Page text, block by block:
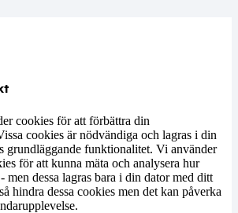
cookies för att förbättra din
cookies är nödvändiga och lagras i din
grundläggande funktionalitet. Vi använder
för att kunna mäta och analysera hur
men dessa lagras bara i din dator med ditt
hindra dessa cookies men det kan påverka